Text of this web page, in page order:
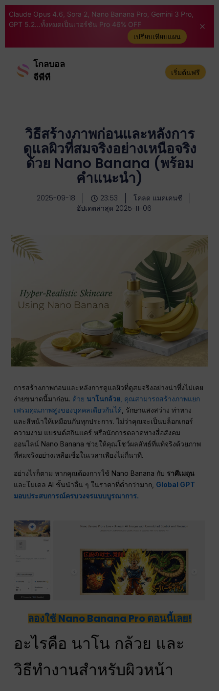
Claude Opus 4.6, Sora 2, Nano Banana Pro, Gemini 3 Pro,
GPT 5.2...ทั้งหมดเป็นเวอร์ชัน Pro 46% OFF
เปรียบเทียบแผน
โกลบอล
จีพีที
เริ่มต้นฟรี
วิธีสร้างภาพก่อนและหลังการ
ดูแลผิวที่สมจริงอย่างเหนือจริง
ด้วย Nano Banana (พร้อม
คำแนะนำ)
2025-09-18 23:53
โคลด แมคเคนซี
อัปเดตล่าสุด 2025-11-06
การสร้างภาพก่อนและหลังการดูแลผิวที่ดูสมจริงอย่างน่าทึ่งไม่เคย
ง่ายขนาดนี้มาก่อน. ด้วย นาโนกล้วย , คุณสามารถสร้างภาพแยก
เฟรมคุณภาพสูงของบุคคลเดียวกันได้ , รักษาแสงสว่าง ท่าทาง
และสีหน้าให้เหมือนกันทุกประการ. ไม่ว่าคุณจะเป็นบล็อกเกอร์
ความงาม แบรนด์สกินแคร์ หรือนักการตลาดทางสื่อสังคม
ออนไลน์ Nano Banana ช่วยให้คุณโชว์ผลลัพธ์ที่แท้จริงด้วยภาพ
ที่สมจริงอย่างเหลือเชื่อในเวลาเพียงไม่กี่นาที.
อย่างไรก็ตาม หากคุณต้องการใช้ Nano Banana กับ ราศีเมถุน
และโมเดล AI ชั้นนำอื่น ๆ ในราคาที่ต่ำกว่ามาก, Global GPT
มอบประสบการณ์ครบวงจรแบบบูรณาการ.
ลองใช้ Nano Banana Pro ตอนนี้เลย!
อะไรคือ นาโน กล้วย และ
วิธีทำงานสำหรับผิวหน้า